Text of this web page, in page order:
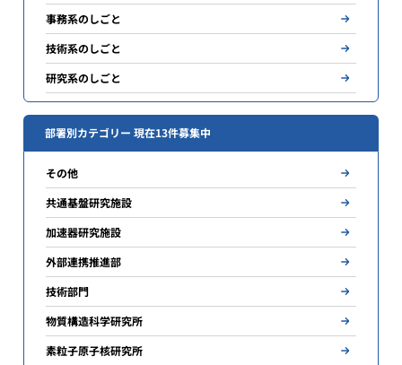
事務系のしごと
技術系のしごと
研究系のしごと
部署別カテゴリー 現在13件募集中
その他
共通基盤研究施設
加速器研究施設
外部連携推進部
技術部門
物質構造科学研究所
素粒子原子核研究所